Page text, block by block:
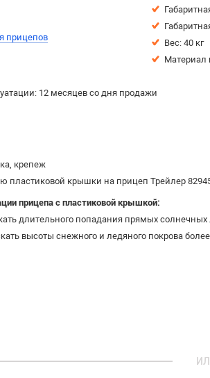
прицепов
Вес: 40 кг
Материал
12 месяцев со дня продажи
крепеж
пластиковой крышки на прицеп Трейлер
прицепа с пластиковой крышкой:
длительного попадания прямых
высоты снежного и ледяного покрова